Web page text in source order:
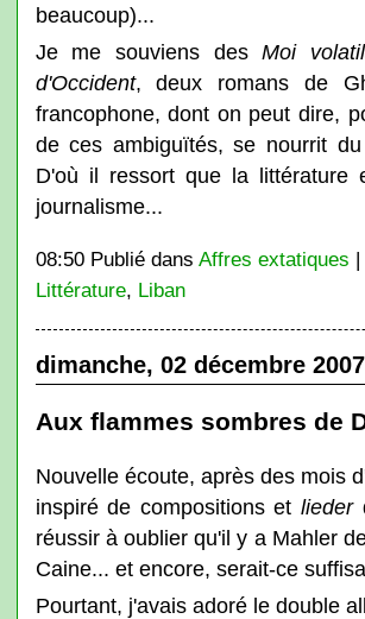
beaucoup)...
Je me souviens desMoi
d'Occident, deux romans de
francophone, dont on peut dire,
de ces ambiguïtés, se nourrit
D'où il ressort que la littérature
journalisme...
08:50 Publié dans Affres extatiques |
Littérature, Liban
dimanche, 02 décembre 2007
Aux flammes sombres de
Nouvelle écoute, après des mois
inspiré de compositions etlieder
réussir à oublier qu'il y a Mahler
Caine... et encore, serait-ce
Pourtant, j'avais adoré le double